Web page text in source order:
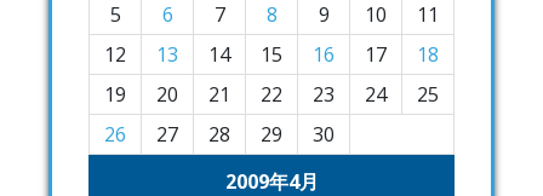
2009年4月
5
6 7 8 9 10
11
12
13 14 15 16 17
18
19
20 21 22 23 24
25
26
27 28 29 30